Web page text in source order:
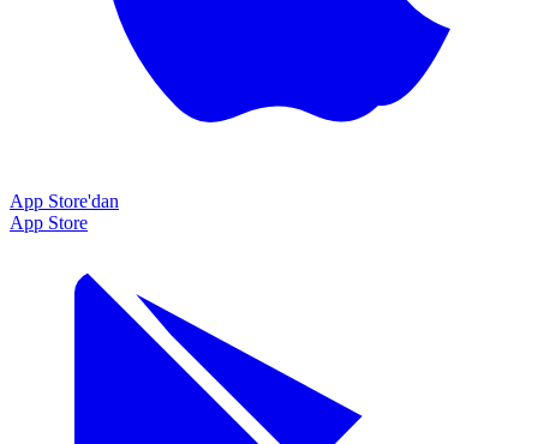
App Store'dan
App Store